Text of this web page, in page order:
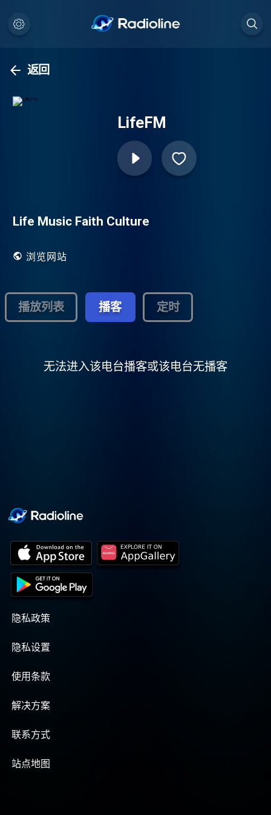
返回
LifeFM
Life Music Faith Culture
浏览网站
播放列表 播客 定时
无法进入该电台播客或该电台无播客
隐私政策
隐私设置
使用条款
解决方案
联系方式
站点地图